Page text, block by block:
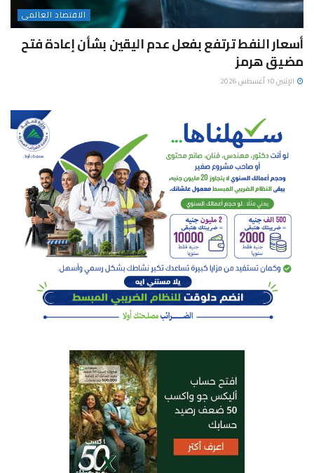
الاقتصاد العالمى
أسعار النفط ترتفع بفعل عدم اليقين بشأن إعادة فتح
مضيق هرمز
الإثنين 10 أغسطس 2026